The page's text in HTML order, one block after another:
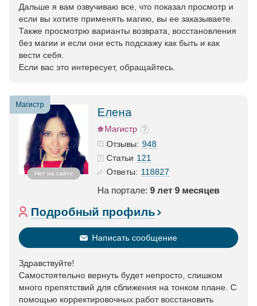
Дальше я вам озвучиваю все, что показал просмотр и
если вы хотите применять магию, вы ее заказываете.
Также просмотрю варианты возврата, восстановления
без магии и если они есть подскажу как быть и как
вести себя.
Если вас это интересует, обращайтесь.
Магистр
Нет на сайте
Елена
Магистр
Отзывы: 948
Статьи 121
Ответы: 118827
На портале: 9 лет 9 месяцев
Подробный профиль
Написать сообщение
Здравствуйте!
Самостоятельно вернуть будет непросто, слишком
много препятствий для сближения на тонком плане. С
помощью корректировочных работ восстановить